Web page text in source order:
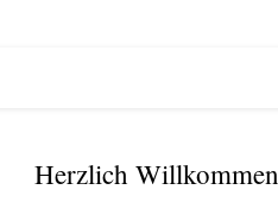
Herzlich Willkommen